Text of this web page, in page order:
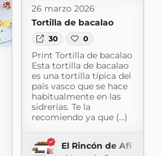
26 marzo 2026
Tortilla de bacalao
30 0
Print Tortilla de bacalao
Esta tortilla de bacalao
es una tortilla típica del
país vasco que se hace
habitualmente en las
sidrerías. Te la
recomiendo ya que (...)
El Rincón de Afi